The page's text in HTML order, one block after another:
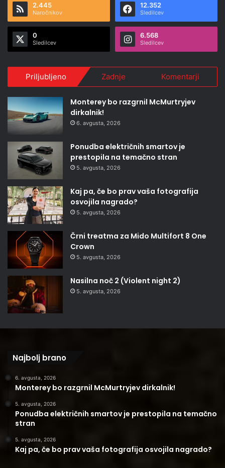
2.445
Naročnikov
12.352
Sledilcev
0
Sledilcev
6.568
Sledilcev
Priljubljeno Zadnje Komentarji
Monterey bo razgrnil McMurtryjev
dirkalnik!
6. avgusta, 2026
Ponudba električnih smartov je
prestopila na temačno stran
5. avgusta, 2026
Kaj pa, če bo prav vaša fotografija
osvojila nagrado?
5. avgusta, 2026
Črni treatma za Mido Multifort 8 One
Crown
5. avgusta, 2026
Nasilna noč 2 (Violent night 2)
5. avgusta, 2026
Najbolj brano
6. avgusta, 2026
Monterey bo razgrnil McMurtryjev dirkalnik!
5. avgusta, 2026
Ponudba električnih smartov je prestopila na temačno
stran
5. avgusta, 2026
Kaj pa, če bo prav vaša fotografija osvojila nagrado?